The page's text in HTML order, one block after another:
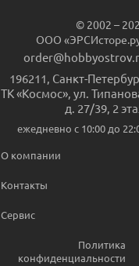
© 2002 –
ООО
196211, Санкт-
ТК «Космос», ул.
д. 27/39, 2
ежедневно c 10:00 до
О компании
Контакты
Сервис
Политика
конфиденциальности